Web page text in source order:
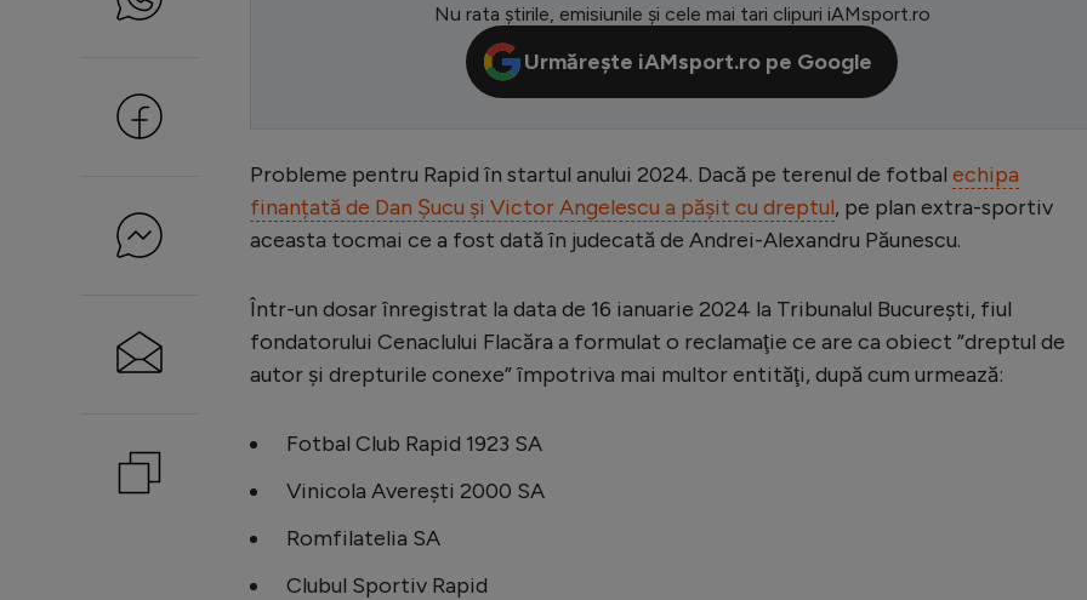
Nu rata știrile, emisiunile și cele mai tari clipuri iAMsport.ro
Urmărește iAMsport.ro pe Google
Probleme pentru Rapid în startul anului 2024. Dacă pe terenul de fotbal echipa
finanțată de Dan Șucu și Victor Angelescu a pășit cu dreptul, pe plan extra-sportiv
aceasta tocmai ce a fost dată în judecată de Andrei-Alexandru Păunescu.
Într-un dosar înregistrat la data de 16 ianuarie 2024 la Tribunalul București, fiul
fondatorului Cenaclului Flacăra a formulat o reclamaţie ce are ca obiect ”dreptul de
autor şi drepturile conexe” împotriva mai multor entităţi, după cum urmează:
Fotbal Club Rapid 1923 SA
Vinicola Avereşti 2000 SA
Romfilatelia SA
Clubul Sportiv Rapid